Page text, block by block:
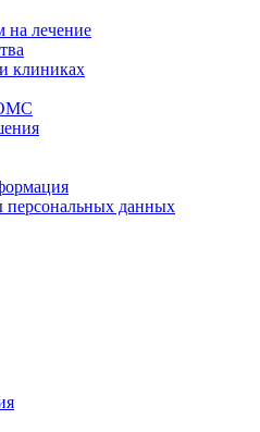
на лечение
клиниках
данных